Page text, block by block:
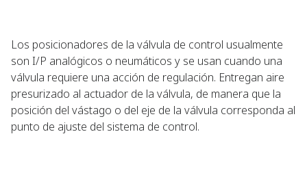
Los posicionadores de la válvula de control usualmente
son I/P analógicos o neumáticos y se usan cuando una
válvula requiere una acción de regulación. Entregan aire
presurizado al actuador de la válvula, de manera que la
posición del vástago o del eje de la válvula corresponda al
punto de ajuste del sistema de control.